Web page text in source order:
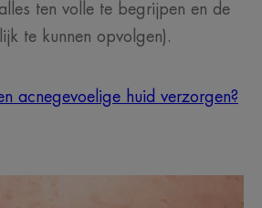
ten volle te begrijpen en de
te kunnen opvolgen).
acnegevoelige huid verzorgen?